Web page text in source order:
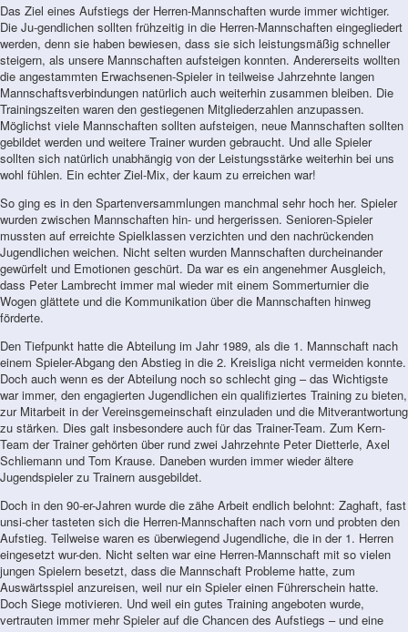
Das Ziel eines Aufstiegs der Herren-Mannschaften wurde immer wichtiger.
Die Ju-gendlichen sollten frühzeitig in die Herren-Mannschaften eingegliedert
werden, denn sie haben bewiesen, dass sie sich leistungsmäßig schneller
steigern, als unsere Mannschaften aufsteigen konnten. Andererseits wollten
die angestammten Erwachsenen-Spieler in teilweise Jahrzehnte langen
Mannschaftsverbindungen natürlich auch weiterhin zusammen bleiben. Die
Trainingszeiten waren den gestiegenen Mitgliederzahlen anzupassen.
Möglichst viele Mannschaften sollten aufsteigen, neue Mannschaften sollten
gebildet werden und weitere Trainer wurden gebraucht. Und alle Spieler
sollten sich natürlich unabhängig von der Leistungsstärke weiterhin bei uns
wohl fühlen. Ein echter Ziel-Mix, der kaum zu erreichen war!
So ging es in den Spartenversammlungen manchmal sehr hoch her. Spieler
wurden zwischen Mannschaften hin- und hergerissen. Senioren-Spieler
mussten auf erreichte Spielklassen verzichten und den nachrückenden
Jugendlichen weichen. Nicht selten wurden Mannschaften durcheinander
gewürfelt und Emotionen geschürt. Da war es ein angenehmer Ausgleich,
dass Peter Lambrecht immer mal wieder mit einem Sommerturnier die
Wogen glättete und die Kommunikation über die Mannschaften hinweg
förderte.
Den Tiefpunkt hatte die Abteilung im Jahr 1989, als die 1. Mannschaft nach
einem Spieler-Abgang den Abstieg in die 2. Kreisliga nicht vermeiden konnte.
Doch auch wenn es der Abteilung noch so schlecht ging – das Wichtigste
war immer, den engagierten Jugendlichen ein qualifiziertes Training zu bieten,
zur Mitarbeit in der Vereinsgemeinschaft einzuladen und die Mitverantwortung
zu stärken. Dies galt insbesondere auch für das Trainer-Team. Zum Kern-
Team der Trainer gehörten über rund zwei Jahrzehnte Peter Dietterle, Axel
Schliemann und Tom Krause. Daneben wurden immer wieder ältere
Jugendspieler zu Trainern ausgebildet.
Doch in den 90-er-Jahren wurde die zähe Arbeit endlich belohnt: Zaghaft, fast
unsi-cher tasteten sich die Herren-Mannschaften nach vorn und probten den
Aufstieg. Teilweise waren es überwiegend Jugendliche, die in der 1. Herren
eingesetzt wur-den. Nicht selten war eine Herren-Mannschaft mit so vielen
jungen Spielern besetzt, dass die Mannschaft Probleme hatte, zum
Auswärtsspiel anzureisen, weil nur ein Spieler einen Führerschein hatte.
Doch Siege motivieren. Und weil ein gutes Training angeboten wurde,
vertrauten immer mehr Spieler auf die Chancen des Aufstiegs – und eine